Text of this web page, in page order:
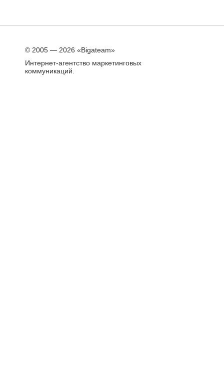
© 2005 — 2026 «Bigateam»
Интернет-агентство маркетинговых
коммуникаций.